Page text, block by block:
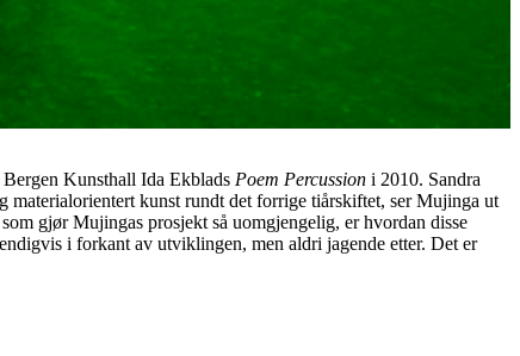
Kunsthall Ida Ekblads Poem Percussion i 2010. Sandra
kunst rundt det forrige tiårskiftet, ser Mujinga ut
gjør Mujingas prosjekt så uomgjengelig, er hvordan disse
i forkant av utviklingen, men aldri jagende etter. Det er